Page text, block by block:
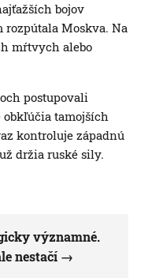
bojov
Moskva. Na
mŕtvych alebo
postupovali
obkľúčia tamojších
kontroluje západnú
držia ruské sily.
významné.
nestačí